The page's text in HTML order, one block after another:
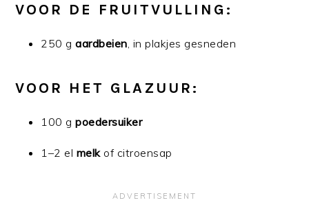
VOOR DE FRUITVULLING:
250 gaardbeien, in plakjes gesneden
VOOR HET GLAZUUR:
100 gpoedersuiker
1–2 el melkof citroensap